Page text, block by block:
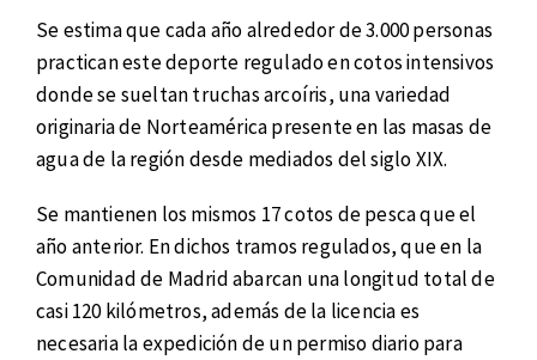
Se estima que cada año alrededor de 3.000 personas
practican este deporte regulado en cotos intensivos
donde se sueltan truchas arcoíris, una variedad
originaria de Norteamérica presente en las masas de
agua de la región desde mediados del siglo XIX.
Se mantienen los mismos 17 cotos de pesca que el
año anterior. En dichos tramos regulados, que en la
Comunidad de Madrid abarcan una longitud total de
casi 120 kilómetros, además de la licencia es
necesaria la expedición de un permiso diario para